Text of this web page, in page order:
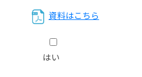
資料はこちら
はい